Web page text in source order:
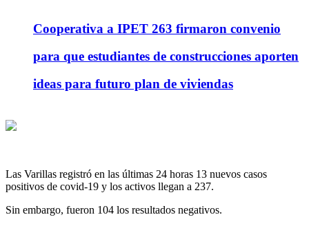
Cooperativa a IPET 263 firmaron convenio
para que estudiantes de construcciones aporten
ideas para futuro plan de viviendas
Las Varillas registró en las últimas 24 horas 13 nuevos casos
positivos de covid-19 y los activos llegan a 237.
Sin embargo, fueron 104 los resultados negativos.